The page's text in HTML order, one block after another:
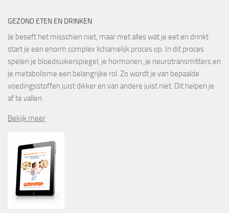
GEZOND ETEN EN DRINKEN
Je beseft het misschien niet, maar met alles wat je eet en drinkt
start je een enorm complex lichamelijk proces op. In dit proces
spelen je bloedsuikerspiegel, je hormonen, je neurotransmitters en
je metabolisme een belangrijke rol. Zo wordt je van bepaalde
voedingsstoffen juist dikker en van andere juist niet. Dit helpen je
af te vallen.
Bekijk meer